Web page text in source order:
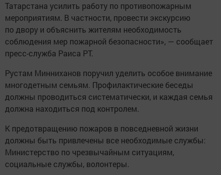
Татарстана усилить работу по противопожарным
мероприятиям. В частности, провести экскурсию
по двору и объяснить жителям необходимость
соблюдения мер пожарной безопасности», — сообщает
пресс-служба Раиса РТ.
Рустам Минниханов поручил уделить особое внимание
многодетным семьям. Профилактические беседы
должны проводиться систематически, и каждая семья
должна находиться под контролем.
К предотвращению пожаров в повседневной жизни
должны быть привлечены все необходимые службы:
Министерство по чрезвычайным ситуациям,
социальные службы, волонтеры.